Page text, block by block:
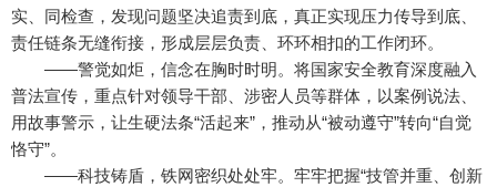
实、同检查，发现问题坚决追责到底，真正实现压力传导到底、
责任链条无缝衔接，形成层层负责、环环相扣的工作闭环。
——警觉如炬，信念在胸时时明。将国家安全教育深度融入
普法宣传，重点针对领导干部、涉密人员等群体，以案例说法、
用故事警示，让生硬法条“活起来”，推动从“被动遵守”转向“自觉
恪守”。
——科技铸盾，铁网密织处处牢。牢牢把握“技管并重、创新